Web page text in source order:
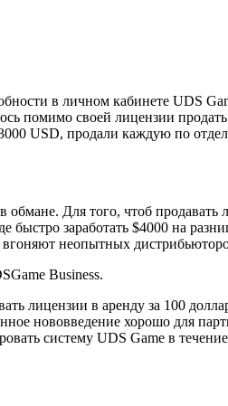
в личном кабинете UDS
помимо своей лицензии
USD, продали каждую по
Для того, чтоб продавать
заработать $4000 на
неопытных
Business.
лицензии в аренду за 100
нововведение хорошо для
систему UDS Game в